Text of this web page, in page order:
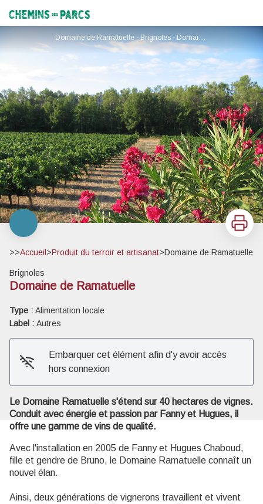
Chemins des Parcs
Domaine de Ramatuelle - Brignoles - Domaine de Ramatuelle - Brignoles
Imprimer
>>Accueil >Produit du terroir et artisanat>Domaine de Ramatuelle
Brignoles
Domaine de Ramatuelle
Type : Alimentation locale
Label : Autres
Embarquer cet élément afin d'y avoir accès
hors connexion
Le Domaine Ramatuelle s'étend sur 40 hectares de vignes.
Conduit avec énergie et passion par Fanny et Hugues, il
offre une gamme de vins de qualité.
Avec l'installation en 2005 de Fanny et Hugues Chaboud,
fille et gendre de Bruno, le Domaine Ramatuelle connaît un
nouvel élan.
Ainsi, deux générations de vignerons travaillent et vivent